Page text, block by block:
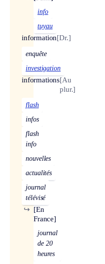
info
tuyau
information[Dr.]
enquête
investigation
informations[Au
plur.]
flash
infos
flash
info
nouvelles
actualités
journal
télévisé
[En
France]
↪
journal
de 20
heures